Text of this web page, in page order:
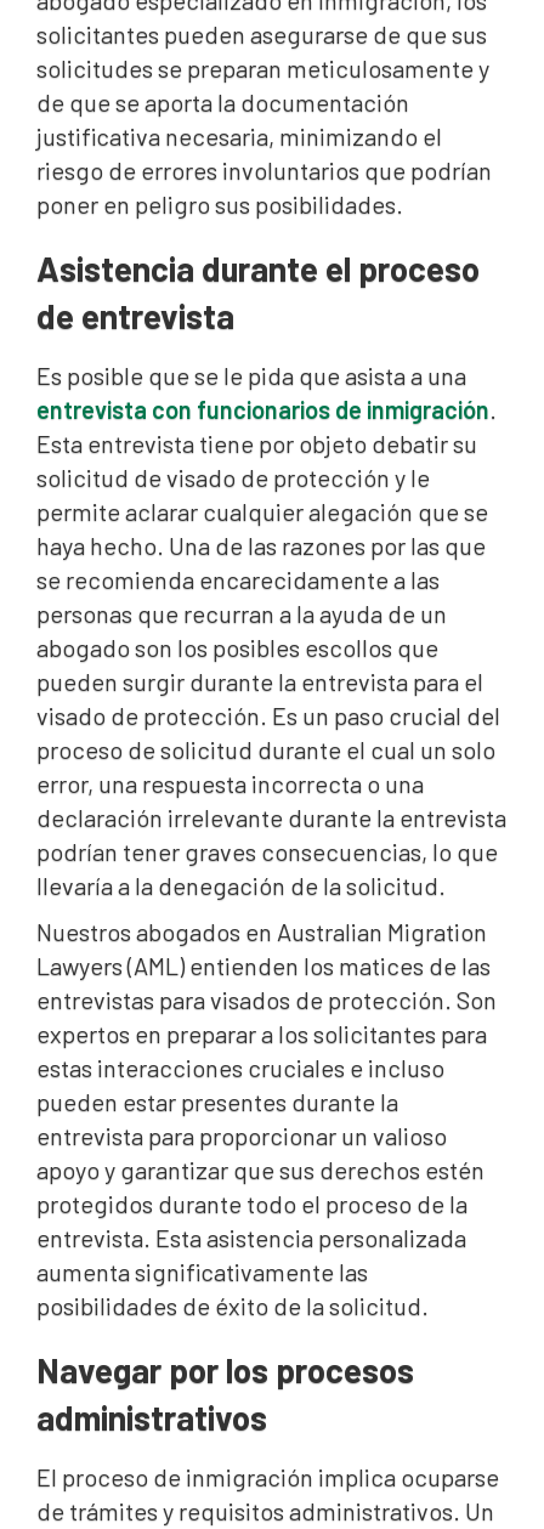
solicitantes pueden asegurarse de que sus
solicitudes se preparan meticulosamente y
de que se aporta la documentación
justificativa necesaria, minimizando el
riesgo de errores involuntarios que podrían
poner en peligro sus posibilidades.
Asistencia durante el proceso
de entrevista
Es posible que se le pida que asista a una
entrevista con funcionarios de inmigración.
Esta entrevista tiene por objeto debatir su
solicitud de visado de protección y le
permite aclarar cualquier alegación que se
haya hecho. Una de las razones por las que
se recomienda encarecidamente a las
personas que recurran a la ayuda de un
abogado son los posibles escollos que
pueden surgir durante la entrevista para el
visado de protección. Es un paso crucial del
proceso de solicitud durante el cual un solo
error, una respuesta incorrecta o una
declaración irrelevante durante la entrevista
podrían tener graves consecuencias, lo que
llevaría a la denegación de la solicitud.
Nuestros abogados en Australian Migration
Lawyers (AML) entienden los matices de las
entrevistas para visados de protección. Son
expertos en preparar a los solicitantes para
estas interacciones cruciales e incluso
pueden estar presentes durante la
entrevista para proporcionar un valioso
apoyo y garantizar que sus derechos estén
protegidos durante todo el proceso de la
entrevista. Esta asistencia personalizada
aumenta significativamente las
posibilidades de éxito de la solicitud.
Navegar por los procesos
administrativos
El proceso de inmigración implica ocuparse
de trámites y requisitos administrativos. Un